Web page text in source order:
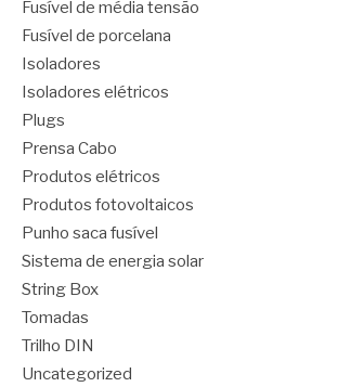
Fusível de média tensão
Fusível de porcelana
Isoladores
Isoladores elétricos
Plugs
Prensa Cabo
Produtos elétricos
Produtos fotovoltaicos
Punho saca fusível
Sistema de energia solar
String Box
Tomadas
Trilho DIN
Uncategorized